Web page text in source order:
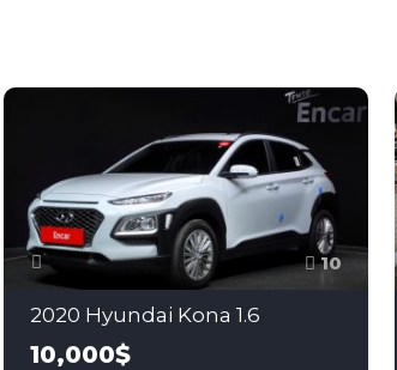
10
2020 Hyundai Kona 1.6
10,000$